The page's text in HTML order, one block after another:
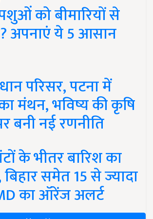
को बीमारियों से
अपनाएं ये 5 आसान
परिसर, पटना में
मंथन, भविष्य की कृषि
बनी नई रणनीति
के भीतर बारिश का
समेत 15 से ज्यादा
का ऑरेंज अलर्ट